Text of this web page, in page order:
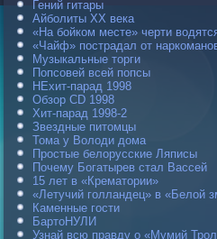
Гений гитары
Айболиты ХХ века
«На бойком месте» черти
«Чайф» пострадал от
Музыкальные торги
Попсовей всей попсы
НЕхит-парад 1998
Обзор CD 1998
Хит-парад 1998-2
Звездные питомцы
Тома у Володи дома
Простые белорусские Ляписы
Почему Богатырев стал Вассей
15 лет в «Крематории»
«Летучий голландец» в «Белой
Каменные гости
БартоНУЛИ
Узнай всю правду о «Мумий